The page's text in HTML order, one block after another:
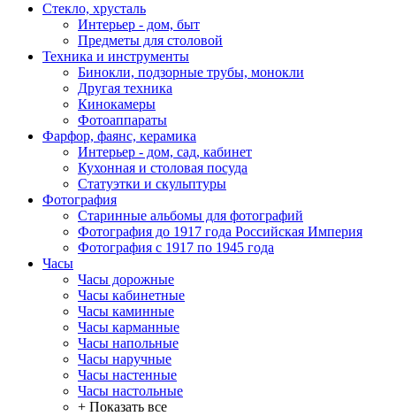
Стекло, хрусталь
Интерьер - дом, быт
Предметы для столовой
Техника и инструменты
Бинокли, подзорные трубы, монокли
Другая техника
Кинокамеры
Фотоаппараты
Фарфор, фаянс, керамика
Интерьер - дом, сад, кабинет
Кухонная и столовая посуда
Статуэтки и скульптуры
Фотография
Старинные альбомы для фотографий
Фотография до 1917 года Российская Империя
Фотография с 1917 по 1945 года
Часы
Часы дорожные
Часы кабинетные
Часы каминные
Часы карманные
Часы напольные
Часы наручные
Часы настенные
Часы настольные
+ Показать все